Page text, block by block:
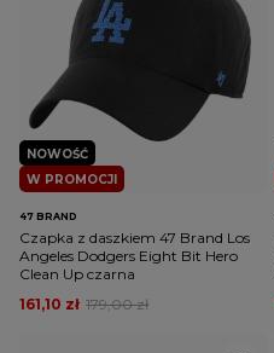
W PROMOCJI
NOWOŚĆ
47 BRAND
Czapka z daszkiem 47 Brand Los
Angeles Dodgers Eight Bit Hero
Clean Up czarna
179,00 zł
161,10 zł